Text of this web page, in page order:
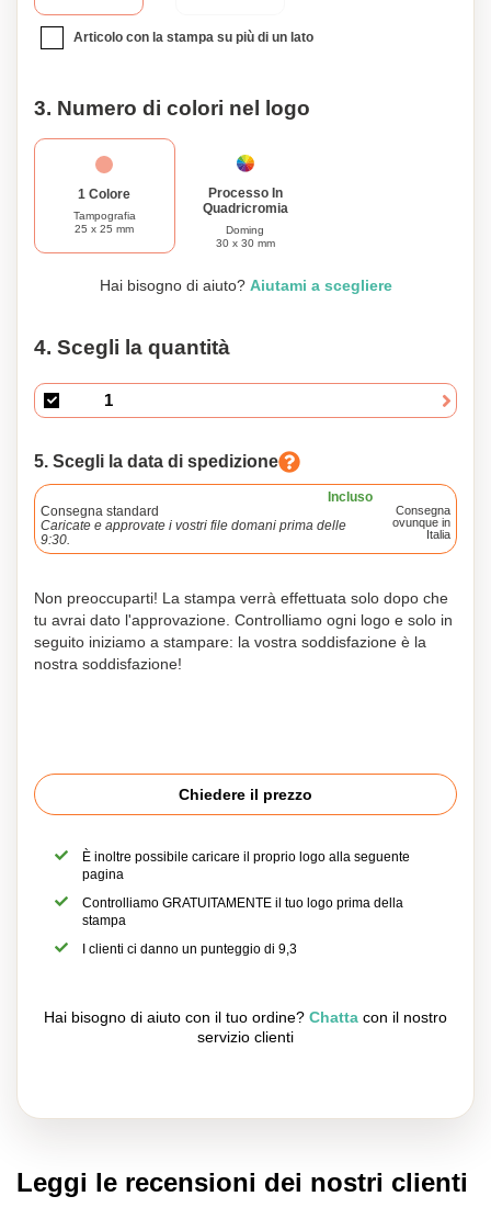
musica e goditi un audio nitido e chiaro. Non
compromettere lo stile o la funzionalità. Scegli le nostre
Articolo con la stampa su più di un lato
3. Numero di colori nel logo
1 Colore
Tampografia
25 x 25 mm
Processo In
Quadricromia
Doming
30 x 30 mm
Hai bisogno di aiuto? Aiutami a scegliere
4. Scegli la quantità
5. Scegli la data di spedizione
Incluso
Consegna standard
Caricate e approvate i vostri file domani prima delle
9:30.
Consegna
ovunque in
Italia
Non preoccuparti! La stampa verrà effettuata solo dopo che
tu avrai dato l'approvazione. Controlliamo ogni logo e solo in
seguito iniziamo a stampare: la vostra soddisfazione è la
nostra soddisfazione!
Chiedere il prezzo
È inoltre possibile caricare il proprio logo alla seguente
pagina
Controlliamo GRATUITAMENTE il tuo logo prima della
stampa
I clienti ci danno un punteggio di 9,3
Hai bisogno di aiuto con il tuo ordine? Chatta con il nostro
servizio clienti
Leggi le recensioni dei nostri clienti